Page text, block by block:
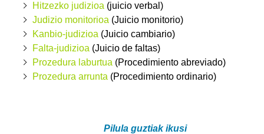
Hitzezko judizioa (juicio verbal)
Judizio monitorioa (Juicio monitorio)
Kanbio-judizioa (Juicio cambiario)
Falta-judizioa (Juicio de faltas)
Prozedura laburtua (Procedimiento abreviado)
Prozedura arrunta (Procedimiento ordinario)
Pilula guztiak ikusi